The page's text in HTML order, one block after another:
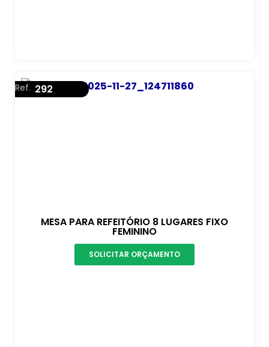
MESA PARA REFEITÓRIO 8 LUGARES FIXO
FEMININO
Ref. 292
SOLICITAR ORÇAMENTO